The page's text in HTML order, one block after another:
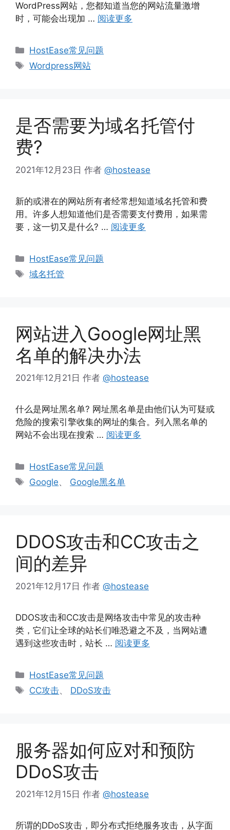
WordPress网站，您都知道当您的网站流量激增
时，可能会出现加 … 阅读更多
分
类
HostEase常见问题
标
Wordpress网站
是否需要为域名托管付
费?
2021年12月23日 作者 @hostease
新的或潜在的网站所有者经常想知道域名托管和费
用。许多人想知道他们是否需要支付费用，如果需
要，这一切又是什么? … 阅读更多
分
类
HostEase常见问题
标
域名托管
网站进入Google网址黑
名单的解决办法
2021年12月21日 作者 @hostease
什么是网址黑名单? 网址黑名单是由他们认为可疑或
危险的搜索引擎收集的网址的集合。列入黑名单的
网站不会出现在搜索 … 阅读更多
分
类
HostEase常见问题
标
Google、 Google黑名单
DDOS攻击和CC攻击之
间的差异
2021年12月17日 作者 @hostease
DDOS攻击和CC攻击是网络攻击中常见的攻击种
类，它们让全球的站长们唯恐避之不及，当网站遭
遇到这些攻击时，站长 … 阅读更多
分
类
HostEase常见问题
标
CC攻击、 DDoS攻击
服务器如何应对和预防
DDoS攻击
2021年12月15日 作者 @hostease
所谓的DDoS攻击，即分布式拒绝服务攻击，从字面